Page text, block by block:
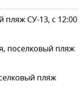
пляж СУ-13, с 12:00
поселковый пляж
пляж